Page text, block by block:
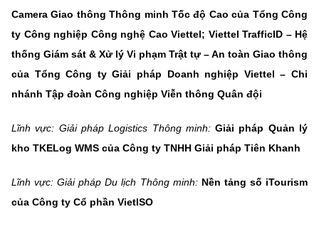
Camera Giao thông Thông minh Tốc độ Cao của Tổng Công
ty Công nghiệp Công nghệ Cao Viettel; Viettel TrafficID – Hệ
thống Giám sát & Xử lý Vi phạm Trật tự – An toàn Giao thông
của Tổng Công ty Giải pháp Doanh nghiệp Viettel – Chi
nhánh Tập đoàn Công nghiệp Viễn thông Quân đội
Lĩnh vực: Giải pháp Logistics Thông minh:Giải pháp Quản lý
kho TKELog WMS của Công ty TNHH Giải pháp Tiên Khanh
Lĩnh vực: Giải pháp Du lịch Thông minh: Nền tảng số iTourism
của Công ty Cổ phần VietISO